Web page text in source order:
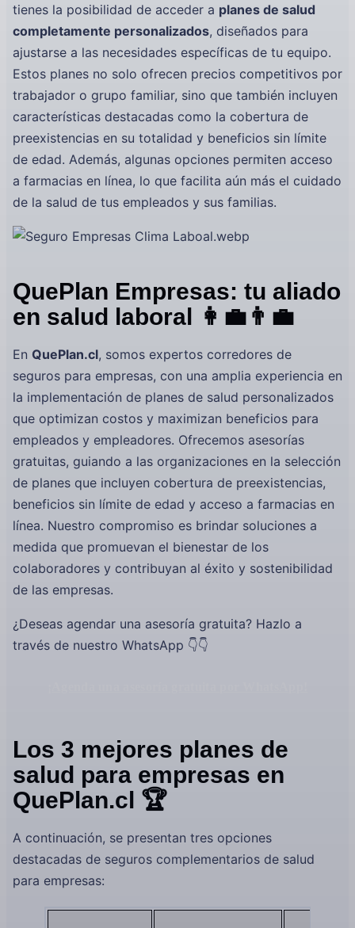
tienes la posibilidad de acceder a planes de salud
completamente personalizados, diseñados para
ajustarse a las necesidades específicas de tu equipo.
Estos planes no solo ofrecen precios competitivos por
trabajador o grupo familiar, sino que también incluyen
características destacadas como la cobertura de
preexistencias en su totalidad y beneficios sin límite
de edad. Además, algunas opciones permiten acceso
a farmacias en línea, lo que facilita aún más el cuidado
de la salud de tus empleados y sus familias.
QuePlan Empresas: tu aliado
en salud laboral 👩‍💼👨‍💼
En QuePlan.cl, somos expertos corredores de
seguros para empresas, con una amplia experiencia en
la implementación de planes de salud personalizados
que optimizan costos y maximizan beneficios para
empleados y empleadores. Ofrecemos asesorías
gratuitas, guiando a las organizaciones en la selección
de planes que incluyen cobertura de preexistencias,
beneficios sin límite de edad y acceso a farmacias en
línea. Nuestro compromiso es brindar soluciones a
medida que promuevan el bienestar de los
colaboradores y contribuyan al éxito y sostenibilidad
de las empresas.
¿Deseas agendar una asesoría gratuita? Hazlo a
través de nuestro WhatsApp 👇👇
Los 3 mejores planes de
salud para empresas en
QuePlan.cl 🏆
A continuación, se presentan tres opciones
destacadas de seguros complementarios de salud
para empresas: